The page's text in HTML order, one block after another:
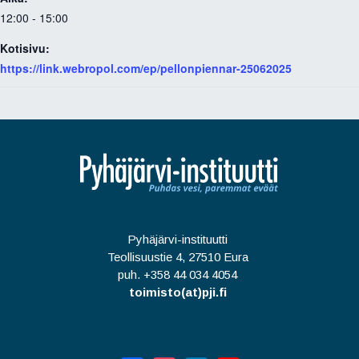
12:00 - 15:00
Kotisivu:
https://link.webropol.com/ep/pellonpiennar-25062025
Pyhäjärvi-instituutti
Teollisuustie 4, 27510 Eura
puh. +358 44 034 4054
toimisto(at)pji.fi